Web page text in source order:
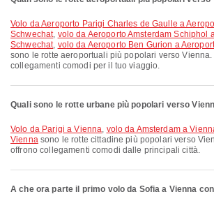
volo da Aeroporto Parigi Charles de Gaulle a Aeroporto Vienna
Schwechat, volo da Aeroporto Amsterdam Schiphol
Schwechat, volo da Aeroporto Ben Gurion a
sono le rotte aeroportuali più popolari verso Vienna.
collegamenti comodi per il tuo viaggio.
Quali sono le rotte urbane più popolari verso
volo da Parigi a Vienna, volo da Amsterdam a
Viennasono le rotte cittadine più popolari verso
offrono collegamenti comodi dalle principali città.
A che ora parte il primo volo da Sofia a Vienna